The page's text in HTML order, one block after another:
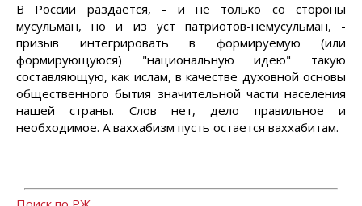
В России раздается, - и не только со стороны
мусульман, но и из уст патриотов-немусульман, -
призыв интегрировать в формируемую (или
формирующуюся) "национальную идею" такую
составляющую, как ислам, в качестве духовной основы
общественного бытия значительной части населения
нашей страны. Слов нет, дело правильное и
необходимое. А ваххабизм пусть остается ваххабитам.